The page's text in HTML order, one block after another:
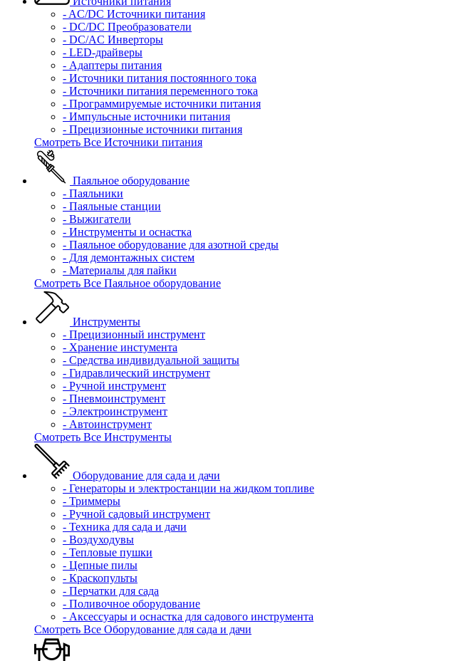
- AC/DC Источники питания
- DC/DC Преобразователи
- DC/AC Инверторы
- LED-драйверы
- Адаптеры питания
- Источники питания постоянного тока
- Источники питания переменного тока
- Программируемые источники питания
- Импульсные источники питания
- Прецизионные источники питания
Смотреть Все Источники питания
Паяльное оборудование
- Паяльники
- Паяльные станции
- Выжигатели
- Инструменты и оснастка
- Паяльное оборудование для азотной среды
- Для демонтажных систем
- Материалы для пайки
Смотреть Все Паяльное оборудование
Инструменты
- Прецизионный инструмент
- Хранение инстумента
- Средства индивидуальной защиты
- Гидравлический инструмент
- Ручной инструмент
- Пневмоинструмент
- Электроинструмент
- Автоинструмент
Смотреть Все Инструменты
Оборудование для сада и дачи
- Генераторы и электростанции на жидком топливе
- Триммеры
- Ручной садовый инструмент
- Техника для сада и дачи
- Воздуходувы
- Тепловые пушки
- Цепные пилы
- Краскопульты
- Перчатки для сада
- Поливочное оборудование
- Аксессуары и оснастка для садового инструмента
Смотреть Все Оборудование для сада и дачи